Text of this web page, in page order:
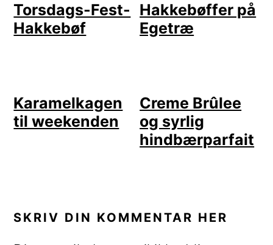
Torsdags-Fest-
Hakkebøf
Hakkebøffer på
Egetræ
Karamelkagen
til weekenden
Creme Brûlee
og syrlig
hindbærparfait
SKRIV DIN KOMMENTAR HER